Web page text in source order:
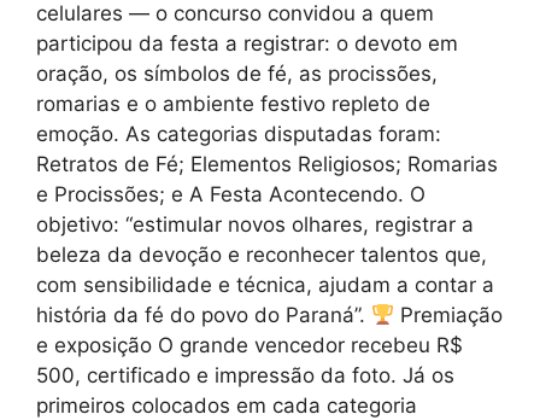
celulares — o concurso convidou a quem
participou da festa a registrar: o devoto em
oração, os símbolos de fé, as procissões,
romarias e o ambiente festivo repleto de
emoção. As categorias disputadas foram:
Retratos de Fé; Elementos Religiosos; Romarias
e Procissões; e A Festa Acontecendo. O
objetivo: “estimular novos olhares, registrar a
beleza da devoção e reconhecer talentos que,
com sensibilidade e técnica, ajudam a contar a
história da fé do povo do Paraná”.
Premiação
e exposição O grande vencedor recebeu R$
500, certificado e impressão da foto. Já os
primeiros colocados em cada categoria